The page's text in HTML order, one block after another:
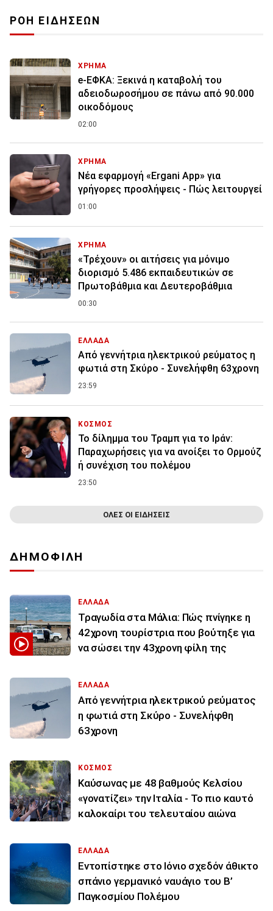
ΡΟΗ ΕΙΔΗΣΕΩΝ
ΧΡΗΜΑ
e-ΕΦΚΑ: Ξεκινά η καταβολή του
αδειοδωροσήμου σε πάνω από 90.000
οικοδόμους
02:00
ΧΡΗΜΑ
Νέα εφαρμογή «Ergani App» για
γρήγορες προσλήψεις - Πώς λειτουργεί
01:00
ΧΡΗΜΑ
«Τρέχουν» οι αιτήσεις για μόνιμο
διορισμό 5.486 εκπαιδευτικών σε
Πρωτοβάθμια και Δευτεροβάθμια
00:30
ΕΛΛΑΔΑ
Από γεννήτρια ηλεκτρικού ρεύματος η
φωτιά στη Σκύρο - Συνελήφθη 63χρονη
23:59
ΚΟΣΜΟΣ
Το δίλημμα του Τραμπ για το Ιράν:
Παραχωρήσεις για να ανοίξει το Ορμούζ
ή συνέχιση του πολέμου
23:50
ΟΛΕΣ ΟΙ ΕΙΔΗΣΕΙΣ
ΔΗΜΟΦΙΛΗ
ΕΛΛΑΔΑ
Τραγωδία στα Μάλια: Πώς πνίγηκε η
42χρονη τουρίστρια που βούτηξε για
να σώσει την 43χρονη φίλη της
ΕΛΛΑΔΑ
Από γεννήτρια ηλεκτρικού ρεύματος
η φωτιά στη Σκύρο - Συνελήφθη
63χρονη
ΚΟΣΜΟΣ
Καύσωνας με 48 βαθμούς Κελσίου
«γονατίζει» την Ιταλία - Το πιο καυτό
καλοκαίρι του τελευταίου αιώνα
ΕΛΛΑΔΑ
Εντοπίστηκε στο Ιόνιο σχεδόν άθικτο
σπάνιο γερμανικό ναυάγιο του Β’
Παγκοσμίου Πολέμου